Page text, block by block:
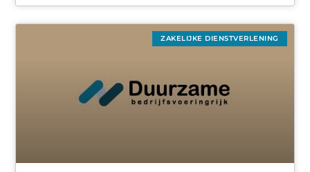
ZAKELIJKE DIENSTVERLENING